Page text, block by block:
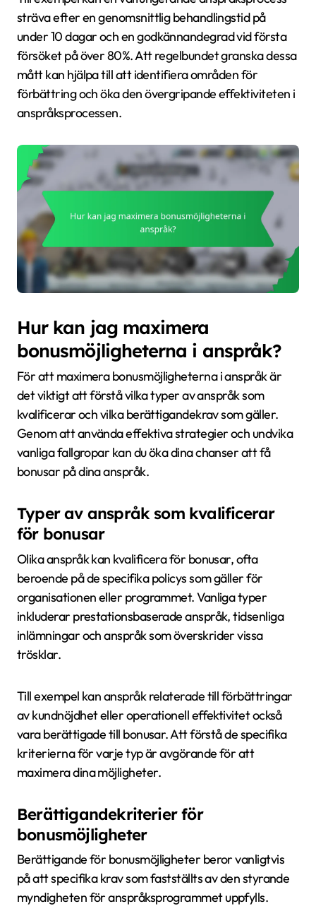
sträva efter en genomsnittlig behandlingstid på
under 10 dagar och en godkännandegrad vid första
försöket på över 80%. Att regelbundet granska dessa
mått kan hjälpa till att identifiera områden för
förbättring och öka den övergripande effektiviteten i
anspråksprocessen.
Hur kan jag maximera
bonusmöjligheterna i anspråk?
För att maximera bonusmöjligheterna i anspråk är
det viktigt att förstå vilka typer av anspråk som
kvalificerar och vilka berättigandekrav som gäller.
Genom att använda effektiva strategier och undvika
vanliga fallgropar kan du öka dina chanser att få
bonusar på dina anspråk.
Typer av anspråk som kvalificerar
för bonusar
Olika anspråk kan kvalificera för bonusar, ofta
beroende på de specifika policys som gäller för
organisationen eller programmet. Vanliga typer
inkluderar prestationsbaserade anspråk, tidsenliga
inlämningar och anspråk som överskrider vissa
trösklar.
Till exempel kan anspråk relaterade till förbättringar
av kundnöjdhet eller operationell effektivitet också
vara berättigade till bonusar. Att förstå de specifika
kriterierna för varje typ är avgörande för att
maximera dina möjligheter.
Berättigandekriterier för
bonusmöjligheter
Berättigande för bonusmöjligheter beror vanligtvis
på att specifika krav som fastställts av den styrande
myndigheten för anspråksprogrammet uppfylls.